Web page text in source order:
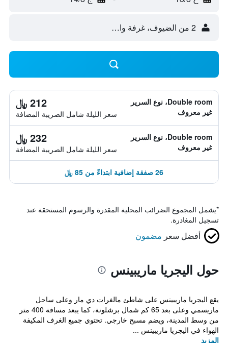
2 من الضيوف، غرفة واحدة
Double room، نوع السرير
غير معروف
212 ﷼
سعر الليلة شامل الصريبة المضافة
Double room، نوع السرير
غير معروف
232 ﷼
سعر الليلة شامل الصريبة المضافة
26 صفقة إضافية ابتداءً من 85 ﷼
*يشمل المجموع الضرائب المحلية المقدرة والرسوم المستحقة عند
تسجيل المغادرة.
أفضل سعر مضمون
حول اليجريا ماريبينس
يقع اليجريا ماريبينس على شاطئ مالغرات دي مار وعلى ساحل
ماريسمي وعلى بعد 65 كم شمال برشلونة، كما يبعد مسافة 400 متر
من وسط المدينة، ويضم مسبح خارجي. تحتوي جميع الغرف المكيفة
الهواء في اليجريا ماريبينس ...
المزيد